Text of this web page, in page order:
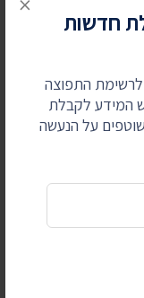
חדשות
לרשימת התפוצה
המידע לקבלת
על הנעשה
במוסדות
עידית סילמן